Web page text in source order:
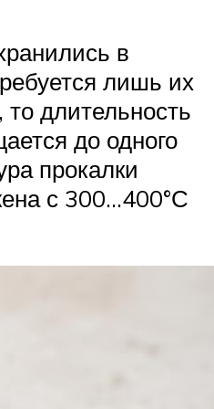
в
лишь их
длительность
до одного
прокалки
с 300…400°С